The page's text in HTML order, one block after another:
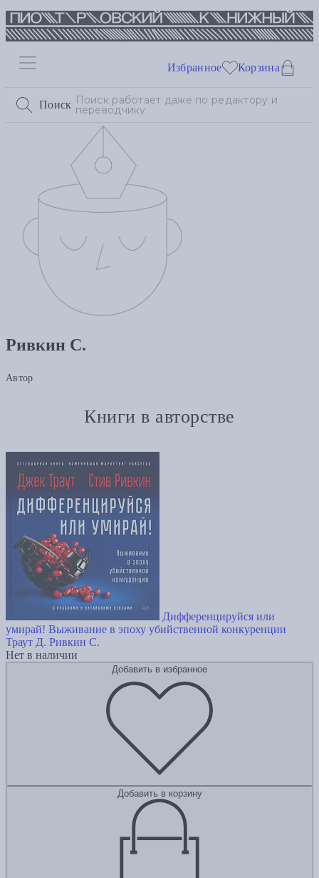
Поиск
Избранное Корзина
Ривкин С.
Автор
Книги в авторстве
Дифференцируйся или
умирай! Выживание в эпоху убийственной конкуренции
Траут Д. Ривкин С.
Нет в наличии
Добавить в избранное
Добавить в корзину